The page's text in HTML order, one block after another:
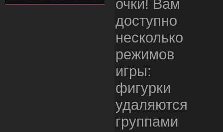
очки! Вам
доступно
несколько
режимов
игры:
фигурки
удаляются
группами